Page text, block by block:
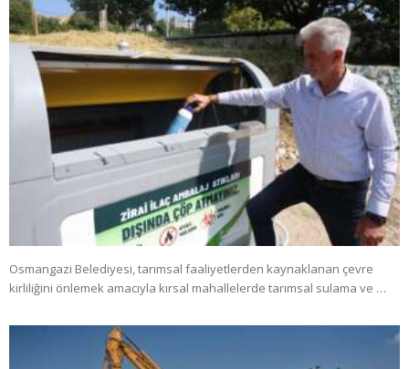
Osmangazi Belediyesi, tarımsal faaliyetlerden kaynaklanan çevre
kirliliğini önlemek amacıyla kırsal mahallelerde tarımsal sulama ve …